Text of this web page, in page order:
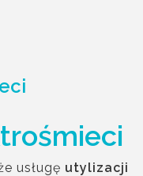
usługę utylizacji